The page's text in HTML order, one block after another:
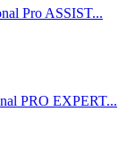
Pro ASSIST...
PRO EXPERT...